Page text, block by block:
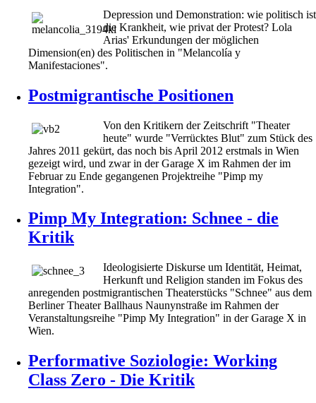
Depression und Demonstration: wie politisch ist
die Krankheit, wie privat der Protest? Lola
Arias' Erkundungen der möglichen
Dimension(en) des Politischen in "Melancolía y
Manifestaciones".
Postmigrantische Positionen
Von den Kritikern der Zeitschrift "Theater
heute" wurde "Verrücktes Blut" zum Stück des
Jahres 2011 gekürt, das noch bis April 2012 erstmals in Wien
gezeigt wird, und zwar in der Garage X im Rahmen der im
Februar zu Ende gegangenen Projektreihe "Pimp my
Integration".
Pimp My Integration: Schnee - die
Kritik
Ideologisierte Diskurse um Identität, Heimat,
Herkunft und Religion standen im Fokus des
anregenden postmigrantischen Theaterstücks "Schnee" aus dem
Berliner Theater Ballhaus Naunynstraße im Rahmen der
Veranstaltungsreihe "Pimp My Integration" in der Garage X in
Wien.
Performative Soziologie: Working
Class Zero - Die Kritik